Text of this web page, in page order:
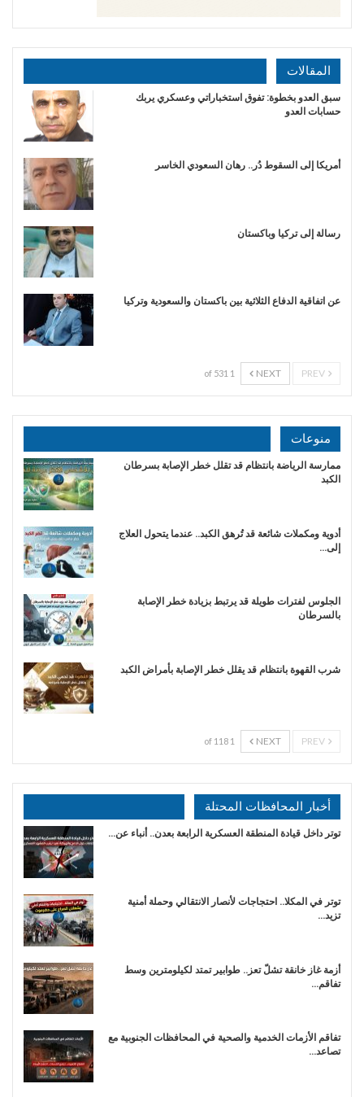
المقالات
سبق العدو بخطوة: تفوق استخباراتي وعسكري يربك
حسابات العدو
أمريكا إلى السقوط دُر.. رهان السعودي الخاسر
رسالة إلى تركيا وباكستان
عن اتفاقية الدفاع الثلاثية بين باكستان والسعودية وتركيا
NEXT
1 of 531
منوعات
ممارسة الرياضة بانتظام قد تقلل خطر الإصابة بسرطان
الكبد
أدوية ومكملات شائعة قد تُرهق الكبد.. عندما يتحول العلاج
إلى…
الجلوس لفترات طويلة قد يرتبط بزيادة خطر الإصابة
بالسرطان
شرب القهوة بانتظام قد يقلل خطر الإصابة بأمراض الكبد
NEXT
1 of 118
أخبار المحافظات المحتلة
توتر داخل قيادة المنطقة العسكرية الرابعة بعدن.. أنباء عن…
توتر في المكلا.. احتجاجات لأنصار الانتقالي وحملة أمنية
تزيد…
أزمة غاز خانقة تشلّ تعز.. طوابير تمتد لكيلومترين وسط
تفاقم…
تفاقم الأزمات الخدمية والصحية في المحافظات الجنوبية مع
تصاعد…